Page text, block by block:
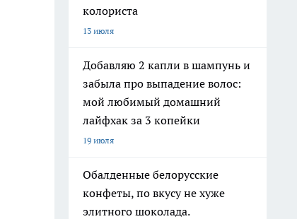
колориста
13 июля
Добавляю 2 капли в шампунь и
забыла про выпадение волос:
мой любимый домашний
лайфхак за 3 копейки
19 июля
Обалденные белорусские
конфеты, по вкусу не хуже
элитного шоколада.